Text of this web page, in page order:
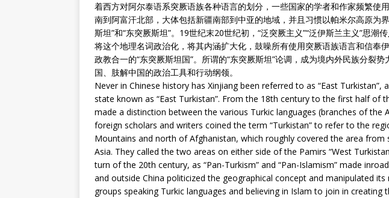
着西方对阿尔泰语系突厥语族各种语言的划分，一些国家的学者和作家频繁使
南到阿富汗北部，大体包括新疆南部到中亚的地域，并且习惯以帕米尔高原为
斯坦”和“东突厥斯坦”。19世纪末20世纪初，“泛突厥主义”“泛伊斯兰主义”思潮
将这个地理名词政治化，将其内涵扩大化，鼓噪所有使用突厥语族语言和信奉
政教合一的“东突厥斯坦国”。所谓的“东突厥斯坦”论调，成为境内外民族分裂
国、肢解中国的政治工具和行动纲领。
Never in Chinese history has Xinjiang been referred to as “East Turkistan”,
state known as “East Turkistan”. From the 18th century to the first half of
made a distinction between the various Turkic languages (branches of the
foreign scholars and writers coined the term “Turkistan” to refer to the
Mountains and north of Afghanistan, which roughly covered the area from
Asia. They called the two areas on either side of the Pamirs “West
turn of the 20th century, as “Pan-Turkism” and “Pan-Islamism” made
and outside China politicized the geographical concept and manipulated
groups speaking Turkic languages and believing in Islam to join in creating